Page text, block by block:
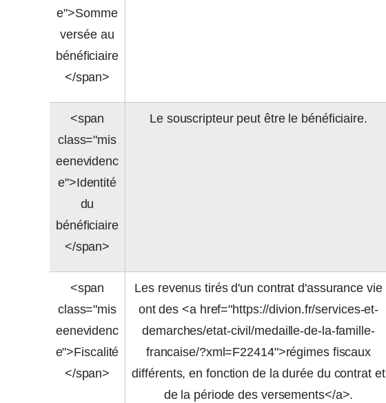
e">Somme
versée au
bénéficiaire
</span>
<span
class="mis
eenevidenc
e">Identité
du
bénéficiaire
</span>
Le souscripteur peut être le bénéficiaire.
<span
class="mis
eenevidenc
e">Fiscalité
</span>
Les revenus tirés d'un contrat d'assurance vie
ont des <a href="https://divion.fr/services-et-
demarches/etat-civil/medaille-de-la-famille-
francaise/?xml=F22414">régimes fiscaux
différents, en fonction de la durée du contrat et
de la période des versements</a>.